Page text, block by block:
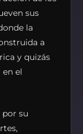
sus
la
a
y quizás
el
su